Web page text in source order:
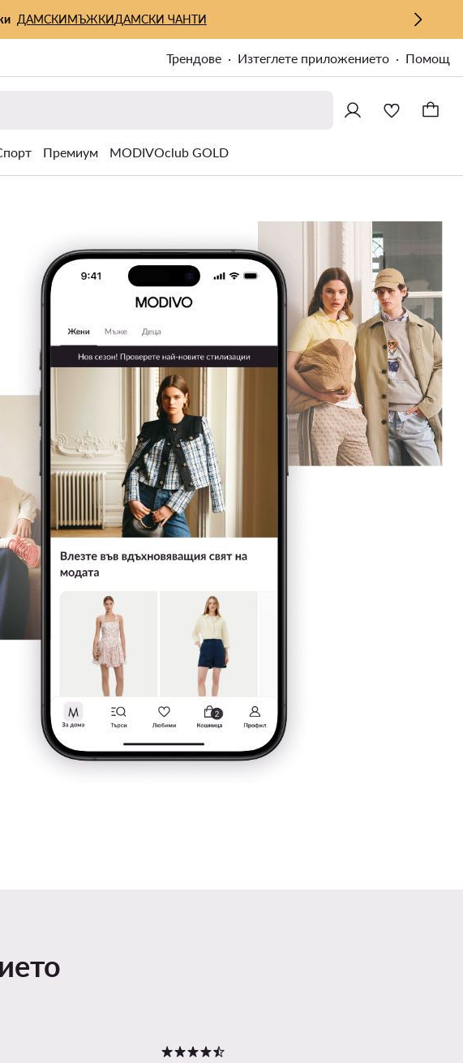
ДАМСКИМЪЖКИДАМСКИ ЧАНТИ
Трендове Изтеглете приложението Помощ
Премиум MODIVOclub GOLD